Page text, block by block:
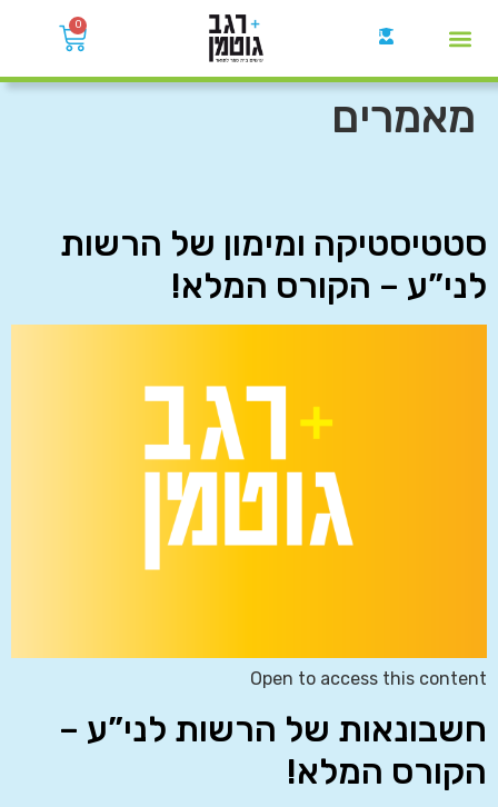
0
מאמרים
סטטיסטיקה ומימון של הרשות
לני”ע – הקורס המלא!
Open to access this content
חשבונאות של הרשות לני”ע –
הקורס המלא!